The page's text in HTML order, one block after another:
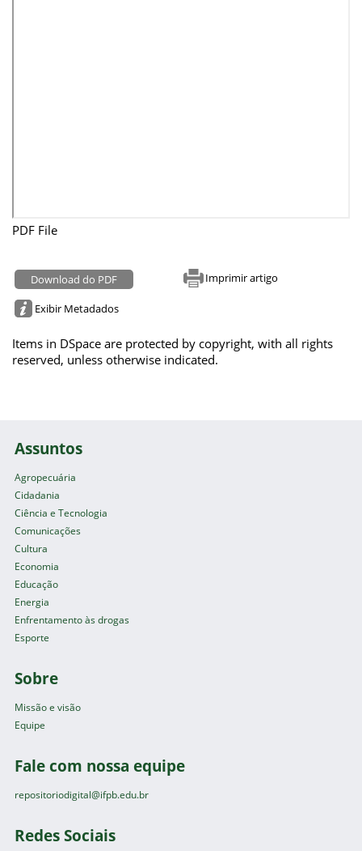
PDF File
Download do PDF Imprimir artigo
Exibir Metadados
Items in DSpace are protected by copyright, with all rights
reserved, unless otherwise indicated.
Assuntos
Agropecuária
Cidadania
Ciência e Tecnologia
Comunicações
Cultura
Economia
Educação
Energia
Enfrentamento às drogas
Esporte
Sobre
Missão e visão
Equipe
Fale com nossa equipe
repositoriodigital@ifpb.edu.br
Redes Sociais